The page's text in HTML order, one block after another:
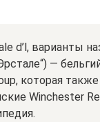
d’l, варианты
—
которая
Winchester